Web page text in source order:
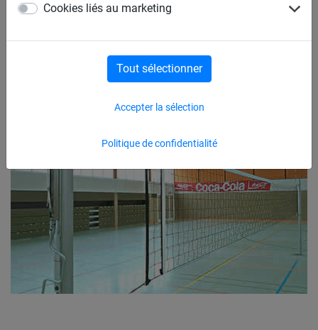
Cookies liés au marketing
Politique de confidentialité
Accepter la sélection
Tout sélectionner